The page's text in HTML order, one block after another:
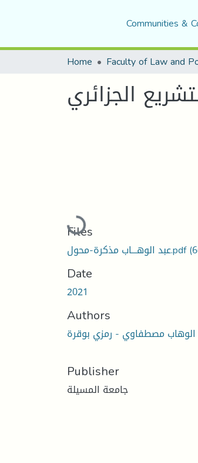
Communities &
Home
الجزائري
Loading...
Files
عبد الوهـــاب مذكرة-محول.pdf
Date
2021
Authors
الوهاب مصطفاوي - رمزي بوقرة
Publisher
جامعة المسيلة